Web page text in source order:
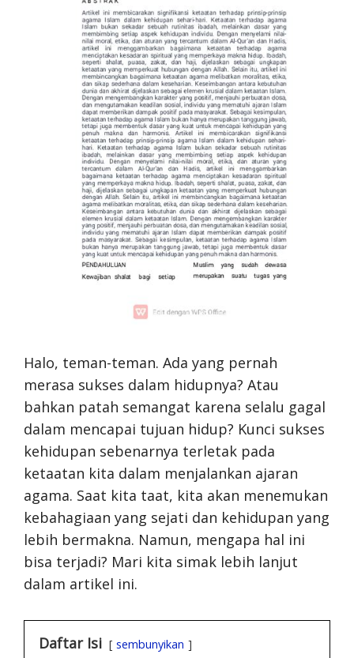
Halo, teman-teman. Ada yang pernah
merasa sukses dalam hidupnya? Atau
bahkan patah semangat karena selalu gagal
dalam mencapai tujuan hidup? Kunci sukses
kehidupan sebenarnya terletak pada
ketaatan kita dalam menjalankan ajaran
agama. Saat kita taat, kita akan menemukan
kebahagiaan yang sejati dan kehidupan yang
lebih bermakna. Namun, mengapa hal ini
bisa terjadi? Mari kita simak lebih lanjut
dalam artikel ini.
Daftar Isi sembunyikan